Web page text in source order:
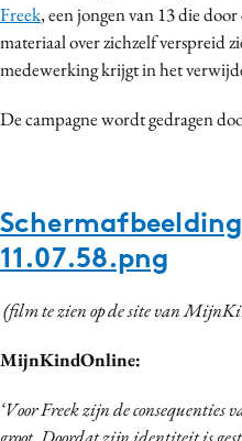
Data & Insights
Design
Digital transformation
Diversiteit
Influencer marketing
Interne communicatie
Martech
Media
Programmatic
Freek, een jongen van 13 die
materiaal over zichzelf verspreid
medewerking krijgt in het
De campagne wordt gedragen
11.07.58.png
(film te zien op de site van
MijnKindOnline:
‘Voor Freek zijn de consequenties